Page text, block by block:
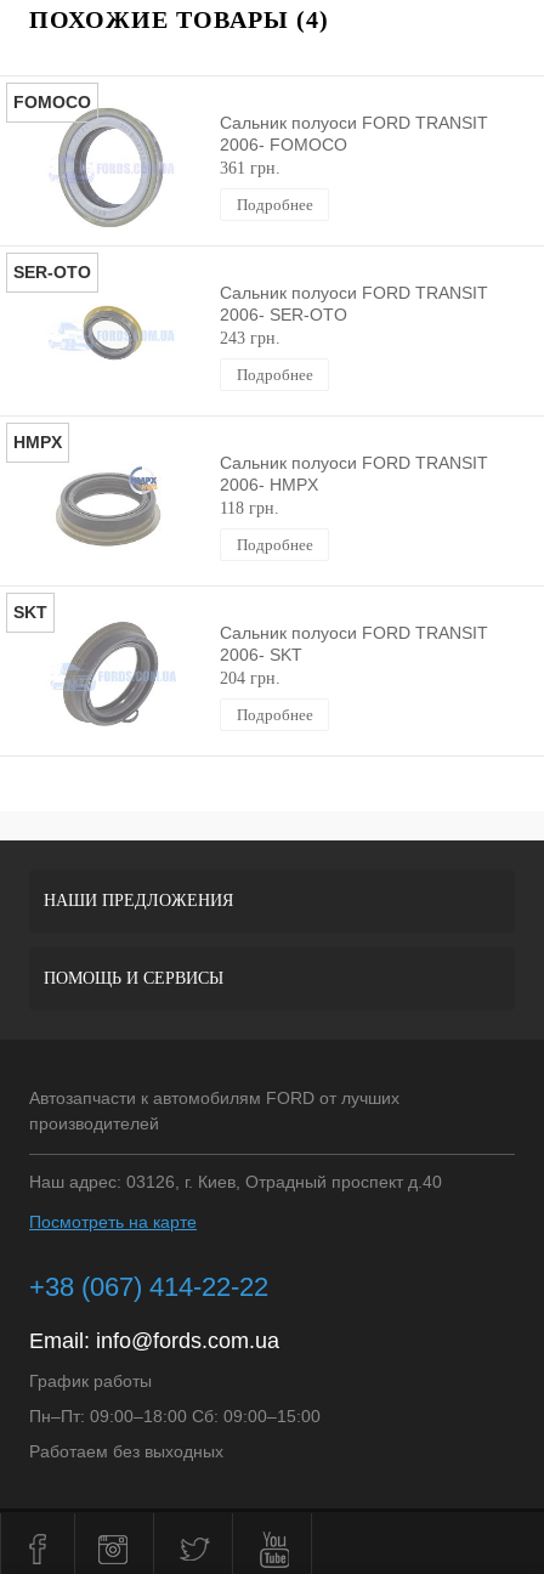
ПОХОЖИЕ ТОВАРЫ (4)
FOMOCO
Сальник полуоси FORD TRANSIT
2006- FOMOCO
361 грн.
Подробнее
SER-OTO
Сальник полуоси FORD TRANSIT
2006- SER-OTO
243 грн.
Подробнее
HMPX
Сальник полуоси FORD TRANSIT
2006- HMPX
118 грн.
Подробнее
SKT
Сальник полуоси FORD TRANSIT
2006- SKT
204 грн.
Подробнее
НАШИ ПРЕДЛОЖЕНИЯ
ПОМОЩЬ И СЕРВИСЫ
Автозапчасти к автомобилям FORD от лучших
производителей
Наш адрес: 03126, г. Киев, Отрадный проспект д.40
Посмотреть на карте
+38 (067) 414-22-22
Email: info@fords.com.ua
График работы
Пн–Пт: 09:00–18:00 Сб: 09:00–15:00
Работаем без выходных